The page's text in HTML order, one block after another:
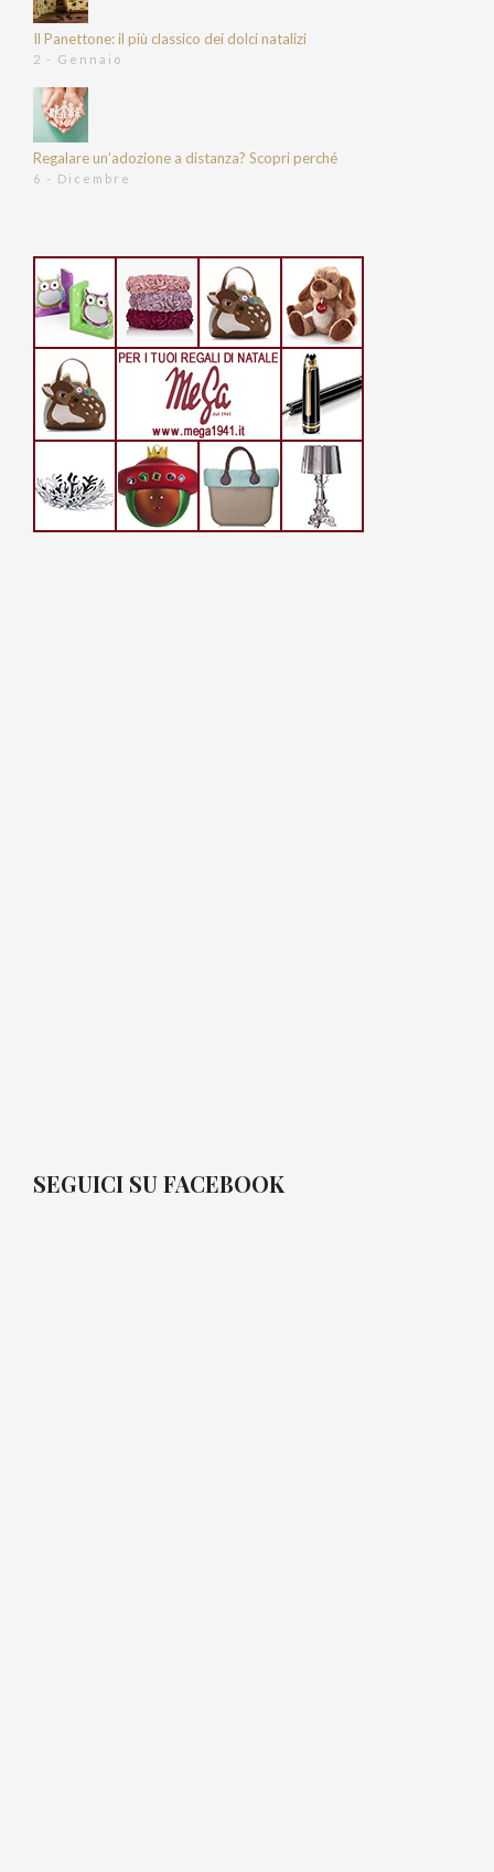
Il Panettone: il più classico dei dolci natalizi
2 - Gennaio
Regalare un’adozione a distanza? Scopri perché
6 - Dicembre
SEGUICI SU FACEBOOK